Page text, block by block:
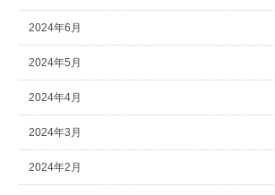
2024年6月
2024年5月
2024年4月
2024年3月
2024年2月